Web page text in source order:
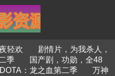
轻欢
剧情片，为我杀人，
季
国产剧，功勋，全48
DOTA：龙之血第二季
万神